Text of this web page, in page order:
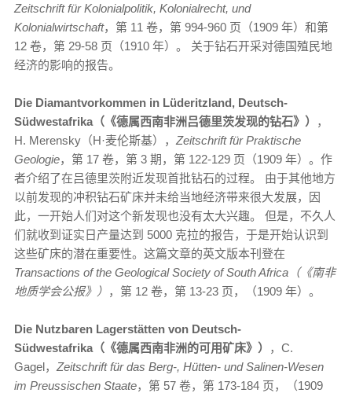
Zeitschrift für Kolonialpolitik, Kolonialrecht, und
Kolonialwirtschaft，第 11 卷，第 994-960 页（1909 年）和第
12 卷，第 29-58 页（1910 年）。 关于钻石开采对德国殖民地
经济的影响的报告。
Die Diamantvorkommen in Lüderitzland, Deutsch-
Südwestafrika（《德属西南非洲吕德里茨发现的钻石》）
，
H. Merensky（H·麦伦斯基）， Zeitschrift für Praktische
Geologie，第 17 卷，第 3 期，第 122-129 页（1909 年）。作
者介绍了在吕德里茨附近发现首批钻石的过程。 由于其他地方
以前发现的冲积钻石矿床并未给当地经济带来很大发展，因
此，一开始人们对这个新发现也没有太大兴趣。 但是，不久人
们就收到证实日产量达到 5000 克拉的报告，于是开始认识到
这些矿床的潜在重要性。这篇文章的英文版本刊登在
Transactions of the Geological Society of South Africa（《南非
地质学会公报》） ，第 12 卷，第 13-23 页，（1909 年）。
Die Nutzbaren Lagerstätten von Deutsch-
Südwestafrika（《德属西南非洲的可用矿床》）
，C.
Gagel， Zeitschrift für das Berg-, Hütten- und Salinen-Wesen
im Preussischen Staate，第 57 卷，第 173-184 页，（1909